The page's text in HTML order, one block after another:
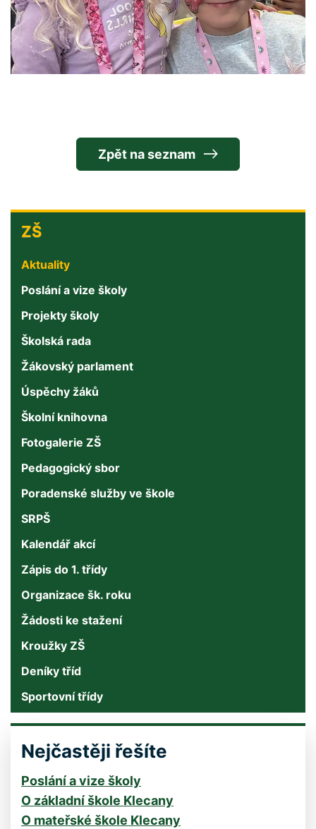
ZŠ
ZŠ
Aktuality
Poslání a vize školy
Projekty školy
Školská rada
Žákovský parlament
Úspěchy žáků
Školní knihovna
Fotogalerie ZŠ
Pedagogický sbor
Poradenské služby ve škole
SRPŠ
Kalendář akcí
Zápis do 1. třídy
Organizace šk. roku
Žádosti ke stažení
Kroužky ZŠ
Deníky tříd
Sportovní třídy
Nejčastěji řešíte
Poslání a vize školy
O základní škole Klecany
O mateřské škole Klecany
Zpět na seznam